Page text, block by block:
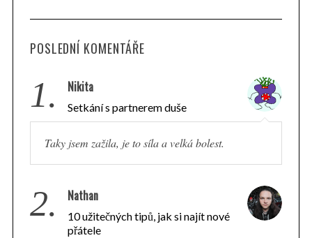
POSLEDNÍ KOMENTÁŘE
1. Nikita
Setkání s partnerem duše
Taky jsem zažila, je to síla a velká bolest.
2. Nathan
10 užitečných tipů, jak si najít nové
přátele